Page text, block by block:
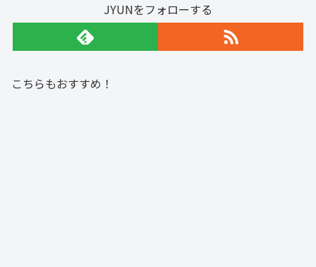
JYUNをフォローする
こちらもおすすめ！